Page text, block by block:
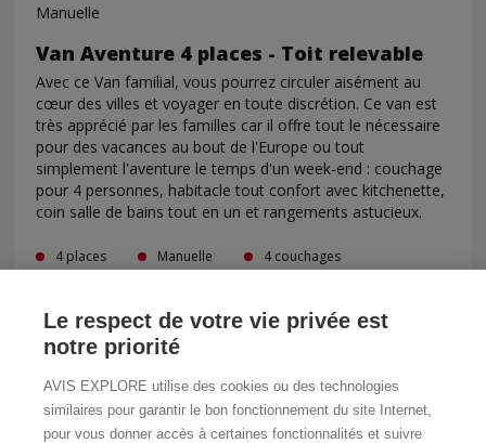
Manuelle
Van Aventure 4 places - Toit relevable
Avec ce Van familial, vous pourrez circuler aisément au
cœur des villes et voyager en toute discrétion. Ce van est
très apprécié par les familles car il offre tout le nécessaire
pour des vacances au bout de l'Europe ou tout
simplement l'aventure le temps d'un week-end : couchage
pour 4 personnes, habitacle tout confort avec kitchenette,
coin salle de bains tout en un et rangements astucieux.
4 places Manuelle
4 couchages
DÉCOUVRIR
Le respect de votre vie privée est
notre priorité
AVIS EXPLORE utilise des cookies ou des technologies
similaires pour garantir le bon fonctionnement du site Internet,
pour vous donner accès à certaines fonctionnalités et suivre